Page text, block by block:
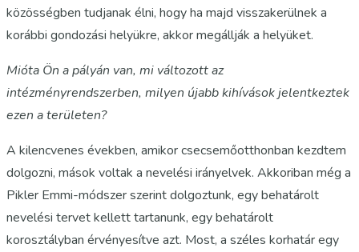
közösségben tudjanak élni, hogy ha majd visszakerülnek a
korábbi gondozási helyükre, akkor megállják a helyüket.
Mióta Ön a pályán van, mi változott az
intézményrendszerben, milyen újabb kihívások jelentkeztek
ezen a területen?
A kilencvenes években, amikor csecsemőotthonban kezdtem
dolgozni, mások voltak a nevelési irányelvek. Akkoriban még a
Pikler Emmi-módszer szerint dolgoztunk, egy behatárolt
nevelési tervet kellett tartanunk, egy behatárolt
korosztályban érvényesítve azt. Most, a széles korhatár egy